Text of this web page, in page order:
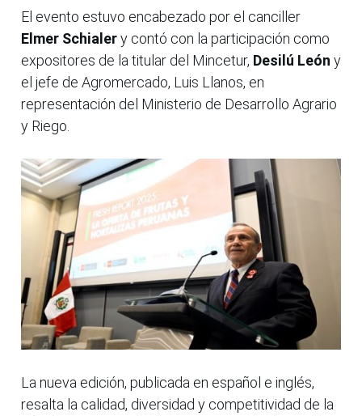
El evento estuvo encabezado por el canciller
Elmer Schialery contó con la participación como
expositores de la titular del Mincetur, Desilú León y
el jefe de Agromercado, Luis Llanos, en
representación del Ministerio de Desarrollo Agrario
y Riego.
La nueva edición, publicada en español e inglés,
resalta la calidad, diversidad y competitividad de la